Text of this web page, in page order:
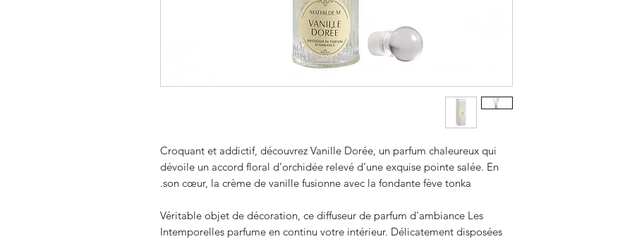
Croquant et addictif, découvrez Vanille Dorée, un parfum chaleureux qui
dévoile un accord floral d’orchidée relevé d’une exquise pointe salée. En
son cœur, la crème de vanille fusionne avec la fondante fève tonka.
Véritable objet de décoration, ce diffuseur de parfum d'ambiance Les
Intemporelles parfume en continu votre intérieur. Délicatement disposées